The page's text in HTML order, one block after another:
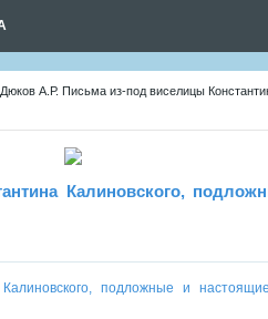
А.Р. Письма из-под виселицы
Калиновского,